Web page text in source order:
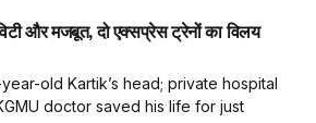
और मजबूत, दो एक्सप्रेस ट्रेनों का विलय